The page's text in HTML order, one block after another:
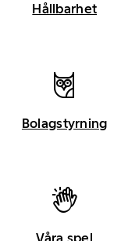
Hållbarhet
Bolagstyrning
Våra spel